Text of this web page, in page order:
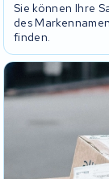
Sie können Ihre
des
finden.